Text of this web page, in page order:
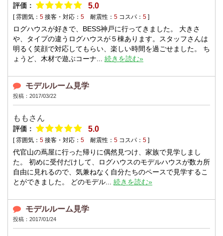
評価： 5.0
[ 雰囲気： 5 接客・対応： 5 耐震性： 5 コスパ： 5 ]
ログハウスが好きで、BESS神戸に行ってきました。 大きさ
や、タイプの違うログハウスが５棟あります。スタッフさんは
明るく笑顔で対応してもらい、楽しい時間を過ごせました。 ち
ょうど、木材で遊ぶコーナ... 続きを読む»
モデルルーム見学
投稿：2017/03/22
ももさん
評価： 5.0
[ 雰囲気： 5 接客・対応： 5 耐震性： 5 コスパ： 5 ]
代官山の蔦屋に行った帰りに偶然見つけ、家族で見学しまし
た。 初めに受付だけして、ログハウスのモデルハウスが数カ所
自由に見れるので、気兼ねなく自分たちのペースで見学するこ
とができました。 どのモデル... 続きを読む»
モデルルーム見学
投稿：2017/01/24